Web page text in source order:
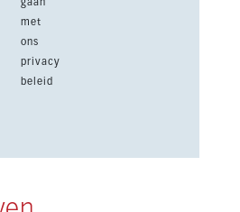
met
ons
privacy
beleid